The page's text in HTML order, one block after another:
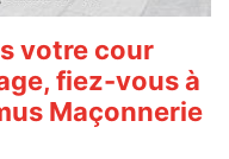
votre cour
fiez-vous à
Maçonnerie